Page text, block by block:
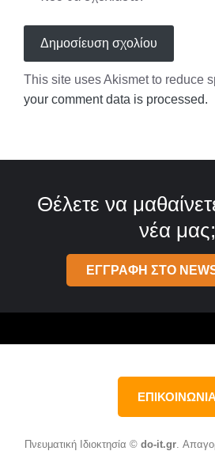
This site uses Akismet to reduce
your comment data is processed.
Θέλετε να
νέα μας;
ΕΓΓΡΑΦΗ ΣΤΟ
ΕΠΙΚΟΙΝΩΝΙΑ
Πνευματική Ιδιοκτησία © do-it.gr.